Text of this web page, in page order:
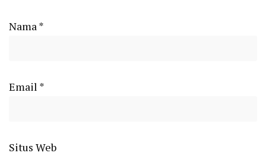
Nama*
Email *
Situs Web